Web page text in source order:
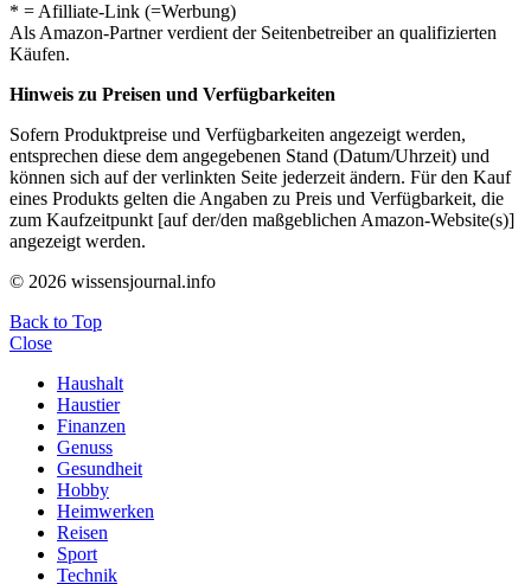
* = Afilliate-Link (=Werbung)
Als Amazon-Partner verdient der Seitenbetreiber an qualifizierten
Käufen.
Hinweis zu Preisen und Verfügbarkeiten
Sofern Produktpreise und Verfügbarkeiten angezeigt werden,
entsprechen diese dem angegebenen Stand (Datum/Uhrzeit) und
können sich auf der verlinkten Seite jederzeit ändern. Für den Kauf
eines Produkts gelten die Angaben zu Preis und Verfügbarkeit, die
zum Kaufzeitpunkt [auf der/den maßgeblichen Amazon-Website(s)]
angezeigt werden.
© 2026 wissensjournal.info
Back to Top
Close
Haushalt
Haustier
Finanzen
Genuss
Gesundheit
Hobby
Heimwerken
Reisen
Sport
Technik